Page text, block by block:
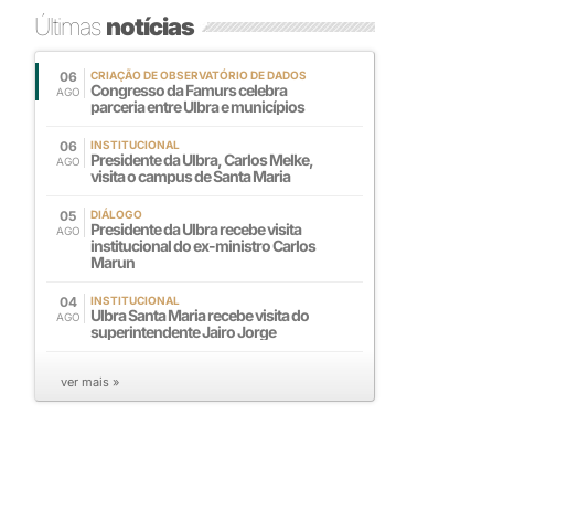
Últimasnotícias
06
AGO
CRIAÇÃO DE OBSERVATÓRIO DE DADOS
Congresso da Famurs celebra
parceria entre Ulbra e municípios
06
AGO
INSTITUCIONAL
Presidente da Ulbra, Carlos Melke,
visita o campus de Santa Maria
05
AGO
DIÁLOGO
Presidente da Ulbra recebe visita
institucional do ex-ministro Carlos
Marun
04
AGO
INSTITUCIONAL
Ulbra Santa Maria recebe visita do
superintendente Jairo Jorge
ver mais »